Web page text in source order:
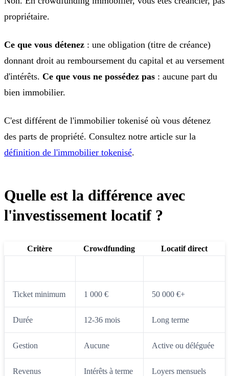
propriétaire.
Ce que vous détenez : une obligation (titre de créance)
donnant droit au remboursement du capital et au versement
d'intérêts. Ce que vous ne possédez pas : aucune part du
bien immobilier.
C'est différent de l'immobilier tokenisé où vous détenez
des parts de propriété. Consultez notre article sur la
définition de l'immobilier tokenisé.
Quelle est la différence avec
l'investissement locatif ?
Critère Crowdfunding Locatif direct
Ticket minimum 1 000 € 50 000 €+
Durée 12-36 mois Long terme
Gestion Aucune Active ou déléguée
Revenus Intérêts à terme Loyers mensuels